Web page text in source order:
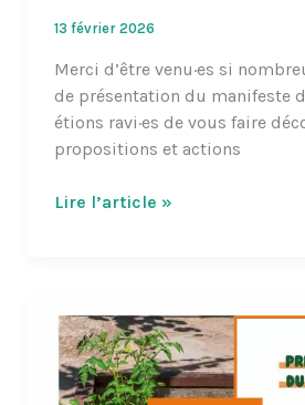
13 février 2026
Merci d’être venu·es si
de présentation du manifeste
étions ravi·es de vous faire
propositions et actions
Soirée
Lire l’article »